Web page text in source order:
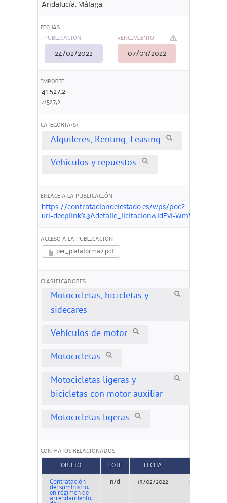
Andalucía. Málaga
FECHAS
PUBLICACIÓN
24/02/2022
VENCIMIENTO
07/03/2022
IMPORTE
41.527,2
41527,2
CATEGORIA(S)
Alquileres, Renting, Leasing
Vehículos y repuestos
ENLACE A LA PUBLICACIÓN
https://contrataciondelestado.es/wps/poc?
ACCESO A LA PUBLICACION
per_plataforma2.pdf
CLASIFICADORES
Motocicletas, bicicletas y
sidecares
Vehículos de motor
Motocicletas
Motocicletas ligeras y
bicicletas con motor auxiliar
Motocicletas ligeras
CONTRATOS RELACIONADOS
OBJETO LOTE FECHA
Contratación
del suministro,
en régimen de
arrendamiento,
n/d 18/02/2022 Concurso